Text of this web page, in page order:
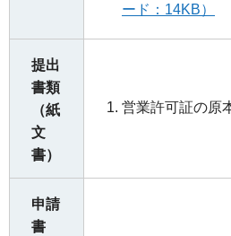
ード：14KB）
提出
書類
（紙
文
書）
営業許可証の原
申請
書